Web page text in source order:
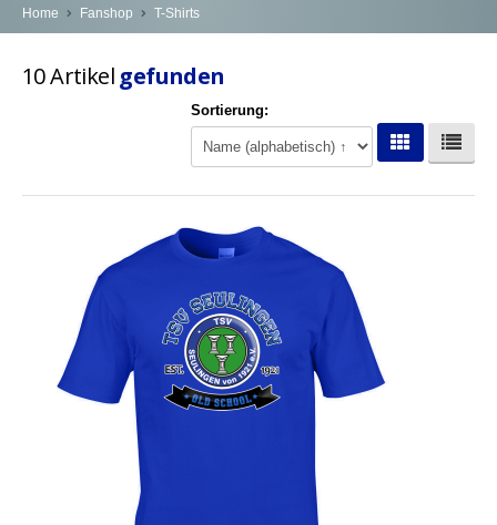
T-Shirts
Kochen & Grillen
Aufkleber & Handys & Mousepads
Taschen
Polo`s & Hemden
Wimpel & Fanschal & Schirme
Kappen & Mützen
Alles fürs Bad
Leinwände und Kissen
Alles für die Kids
Home Fanshop T-Shirts
10Artikel gefunden
Sortierung: